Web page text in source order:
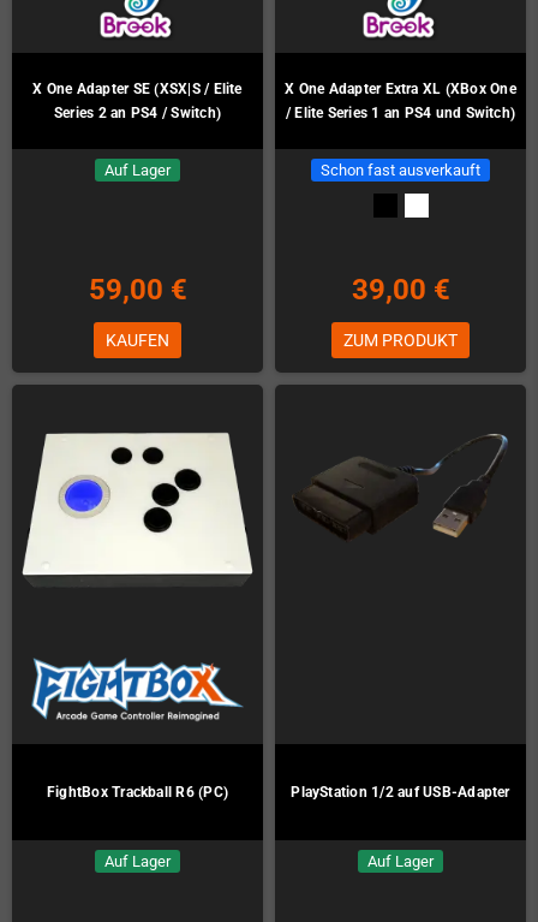
X One Adapter SE (XSX|S / Elite
Series 2 an PS4 / Switch)
Auf Lager
59,00 €
KAUFEN
X One Adapter Extra XL (XBox One
/ Elite Series 1 an PS4 und Switch)
Schon fast ausverkauft
39,00 €
ZUM PRODUKT
FightBox Trackball R6 (PC)
Auf Lager
PlayStation 1/2 auf USB-Adapter
Auf Lager